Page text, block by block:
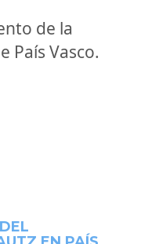
de la
País Vasco.